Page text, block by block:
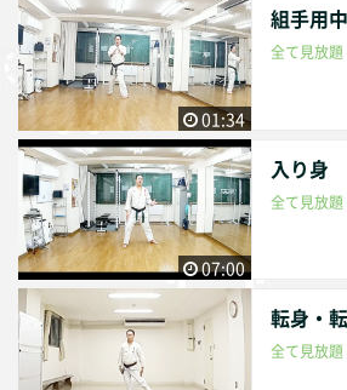
nkai.jp/ Google translation was used. International Aikido
Union Full Contact Aikido Hatenkai.
ced master of HATENKAI Aikido. 28
ikido. Winner 3 times Advanced Tournaments at the "Practi
cal Real Aikido Championships" . 2nd
d for excellence. Tournament hosted by
ated in Sumo Prefecture tournament
high school student. Excellent newcomer award at nationa
l competition of Karate wearing a protector.
ate national tournament experience. Other martial arts exp
erience. Practical Aikido black belt
kido teaching qualification. traditional Aikido black belt fir
st steps. Hakko style jiu-jitsu black belt
eps of karate black belt. The first stage
01:34
組手用
全て見放題
07:00
入り身
全て見放題
転身・
全て見放題